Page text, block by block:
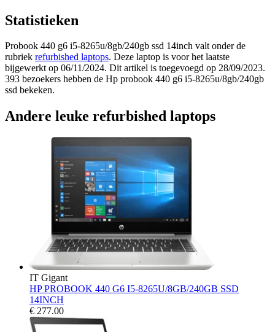
Statistieken
Probook 440 g6 i5-8265u/8gb/240gb ssd 14inch valt onder de
rubriek refurbished laptops. Deze laptop is voor het laatste
bijgewerkt op 06/11/2024. Dit artikel is toegevoegd op 28/09/2023.
393 bezoekers hebben de Hp probook 440 g6 i5-8265u/8gb/240gb
ssd bekeken.
Andere leuke refurbished laptops
IT Gigant
HP PROBOOK 440 G6 I5-8265U/8GB/240GB SSD
14INCH
€ 277.00